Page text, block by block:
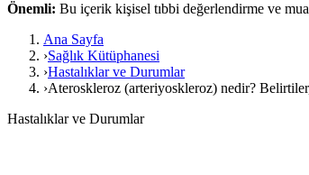
Önemli: Bu içerik kişisel tıbbi değerlendirme ve
Ana Sayfa
›Sağlık Kütüphanesi
›Hastalıklar ve Durumlar
›Ateroskleroz (arteriyoskleroz) nedir?
Hastalıklar ve Durumlar